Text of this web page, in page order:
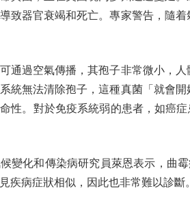
致器官衰竭和死亡。專家警告，隨
過空氣傳播，其孢子非常微小，人
統無法清除孢子，這種真菌「就會
性。對於免疫系統弱的患者，如癌
化和傳染病研究員萊恩表示，曲霉
疾病症狀相似，因此也非常難以診斷。